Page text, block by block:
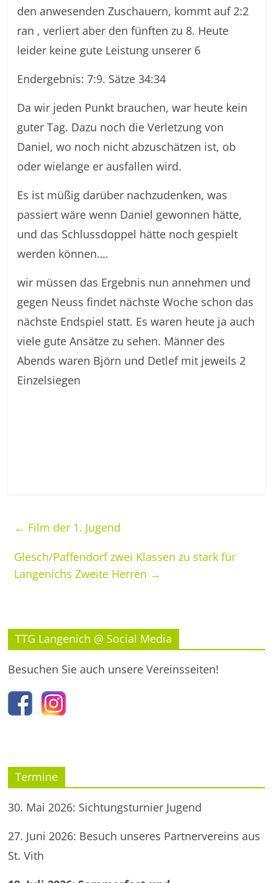
den anwesenden Zuschauern, kommt auf 2:2
ran , verliert aber den fünften zu 8. Heute
leider keine gute Leistung unserer 6
Endergebnis: 7:9. Sätze 34:34
Da wir jeden Punkt brauchen, war heute kein
guter Tag. Dazu noch die Verletzung von
Daniel, wo noch nicht abzuschätzen ist, ob
oder wielange er ausfallen wird.
Es ist müßig darüber nachzudenken, was
passiert wäre wenn Daniel gewonnen hätte,
und das Schlussdoppel hätte noch gespielt
werden können….
wir müssen das Ergebnis nun annehmen und
gegen Neuss findet nächste Woche schon das
nächste Endspiel statt. Es waren heute ja auch
viele gute Ansätze zu sehen. Männer des
Abends waren Björn und Detlef mit jeweils 2
Einzelsiegen
← Film der 1. Jugend
Glesch/Paffendorf zwei Klassen zu stark für
Langenichs Zweite Herren →
TTG Langenich @ Social Media
Besuchen Sie auch unsere Vereinsseiten!
Termine
30. Mai 2026: Sichtungsturnier Jugend
27. Juni 2026: Besuch unseres Partnervereins aus
St. Vith